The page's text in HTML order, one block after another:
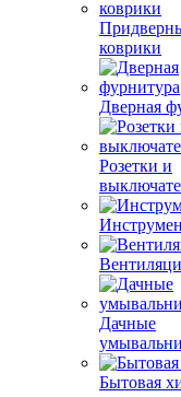
коврики
Дверная
Розетки и
Дачные
Бытовая